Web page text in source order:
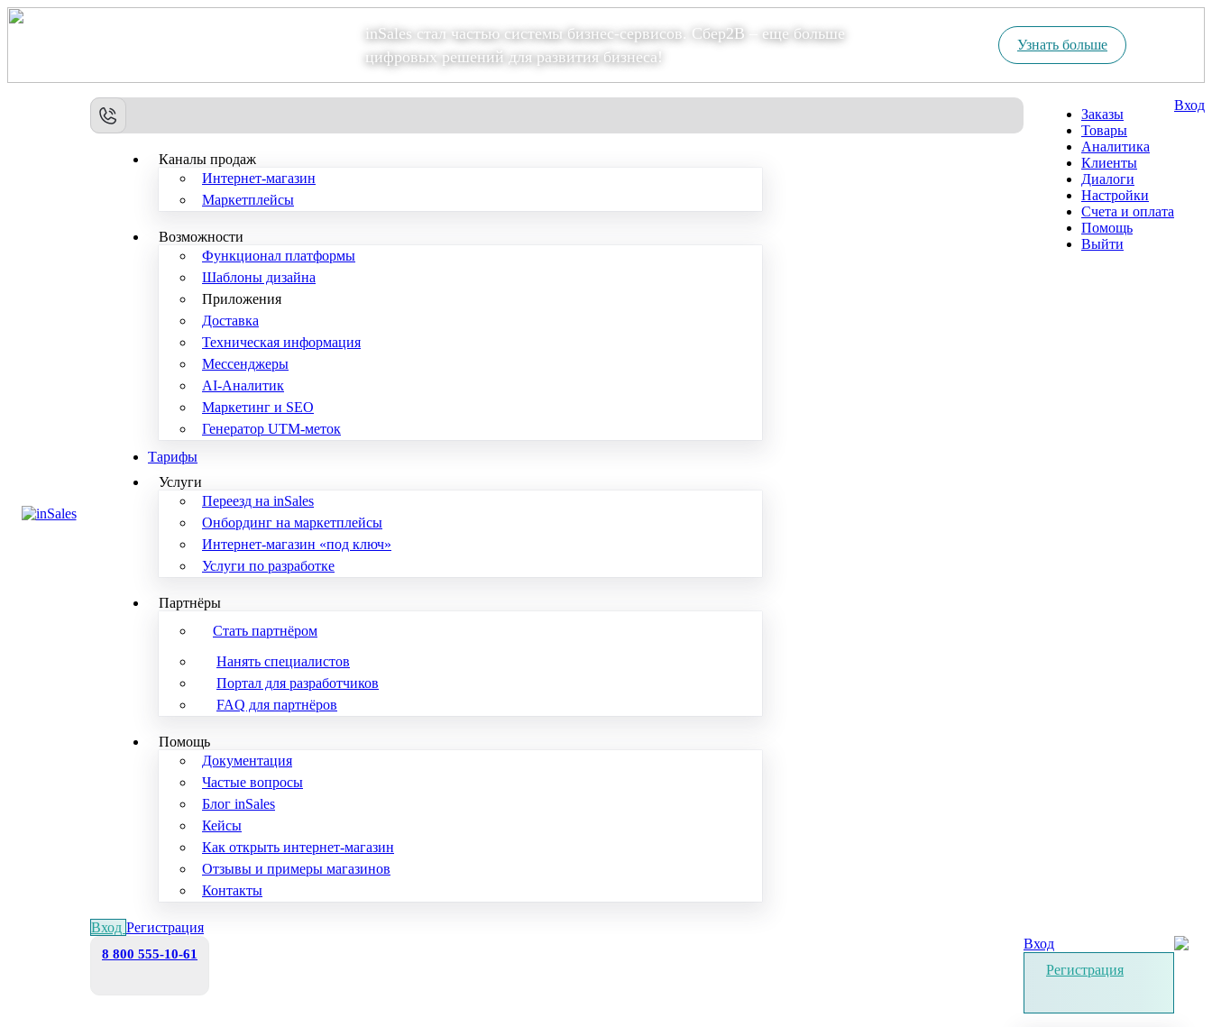
inSales стал частью системы бизнес-сервисов. Сбер2В – еще больше
цифровых решений для развития бизнеса!
Узнать больше
Каналы продаж
Интернет-магазин
Маркетплейсы
Возможности
Функционал платформы
Шаблоны дизайна
Приложения
Доставка
Техническая информация
Мессенджеры
AI-Аналитик
Маркетинг и SEO
Генератор UTM-меток
Тарифы
Услуги
Переезд на inSales
Онбординг на маркетплейсы
Интернет-магазин «под ключ»
Услуги по разработке
Партнёры
Стать партнёром
Нанять специалистов
Портал для разработчиков
FAQ для партнёров
Помощь
Документация
Частые вопросы
Блог inSales
Кейсы
Как открыть интернет-магазин
Отзывы и примеры магазинов
Контакты
Вход Регистрация
Заказы
Товары
Аналитика
Клиенты
Диалоги
Настройки
Счета и оплата
Помощь
Выйти
Вход
8 800 555-10-61
Вход
Регистрация